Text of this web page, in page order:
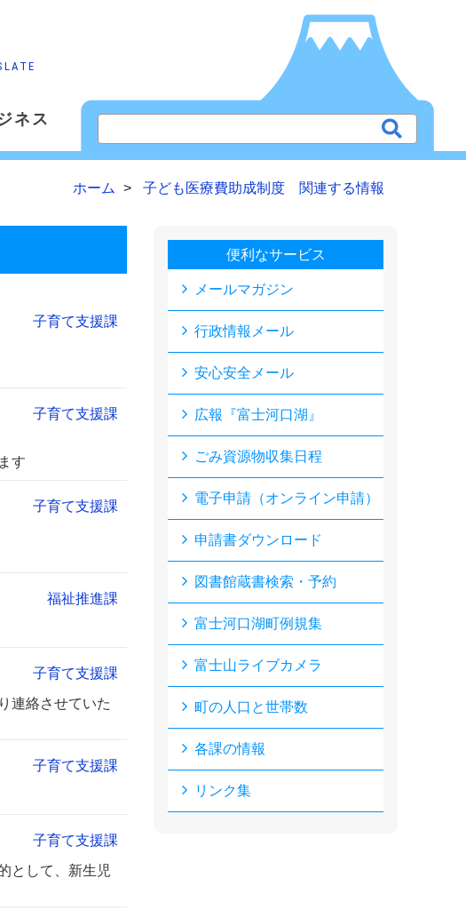
ネス
ホーム 子ども医療費助成制度 関連する情報
子育て支援課
子育て支援課
す
子育て支援課
福祉推進課
子育て支援課
連絡させていた
子育て支援課
子育て支援課
として、新生児
便利なサービス
メールマガジン
行政情報メール
安心安全メール
広報『富士河口湖』
ごみ資源物収集日程
電子申請（オンライン申請）
申請書ダウンロード
図書館蔵書検索・予約
富士河口湖町例規集
富士山ライブカメラ
町の人口と世帯数
各課の情報
リンク集